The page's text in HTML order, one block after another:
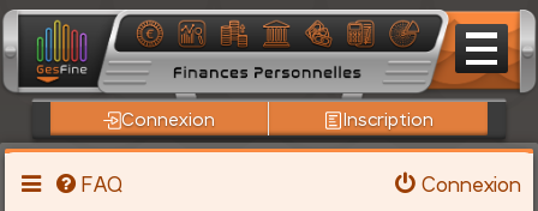
Connexion Inscription
FAQ
Connexion